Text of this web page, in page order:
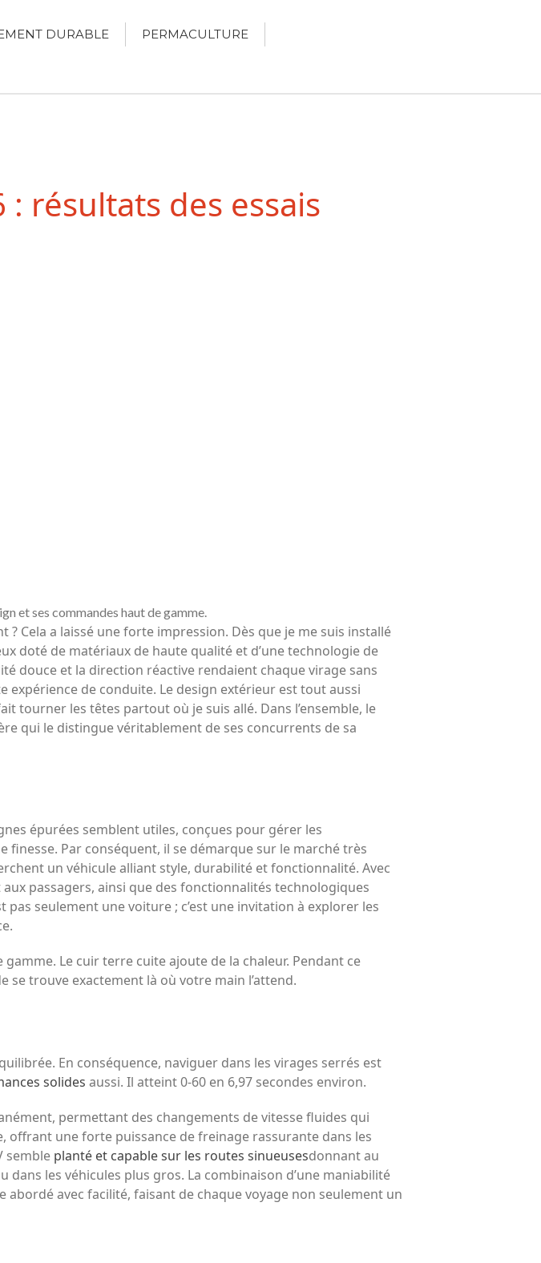
Recent Comments
Aucun commentaire à afficher.
DURABLE
PERMACULTURE
: résultats des essais
et ses commandes haut de gamme.
? Cela a laissé une forte impression. Dès que je me suis installé
doté de matériaux de haute qualité et d’une technologie de
douce et la direction réactive rendaient chaque virage sans
de conduite. Le design extérieur est tout aussi
tourner les têtes partout où je suis allé. Dans l’ensemble, le
qui le distingue véritablement de ses concurrents de sa
épurées semblent utiles, conçues pour gérer les
Par conséquent, il se démarque sur le marché très
un véhicule alliant style, durabilité et fonctionnalité. Avec
passagers, ainsi que des fonctionnalités technologiques
pas seulement une voiture ; c’est une invitation à explorer les
Le cuir terre cuite ajoute de la chaleur. Pendant ce
se trouve exactement là où votre main l’attend.
En conséquence, naviguer dans les virages serrés est
solides aussi. Il atteint 0-60 en 6,97 secondes environ.
permettant des changements de vitesse fluides qui
offrant une forte puissance de freinage rassurante dans les
semble planté et capable sur les routes sinueusesdonnant au
les véhicules plus gros. La combinaison d’une maniabilité
avec facilité, faisant de chaque voyage non seulement un